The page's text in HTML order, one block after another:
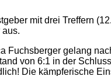
mit drei Treffern
Fuchsberger gelang
von 6:1 in der
Die kämpferische